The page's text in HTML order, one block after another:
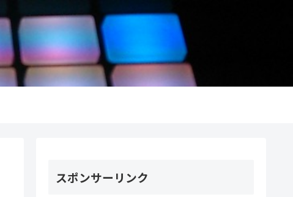
スポンサーリンク